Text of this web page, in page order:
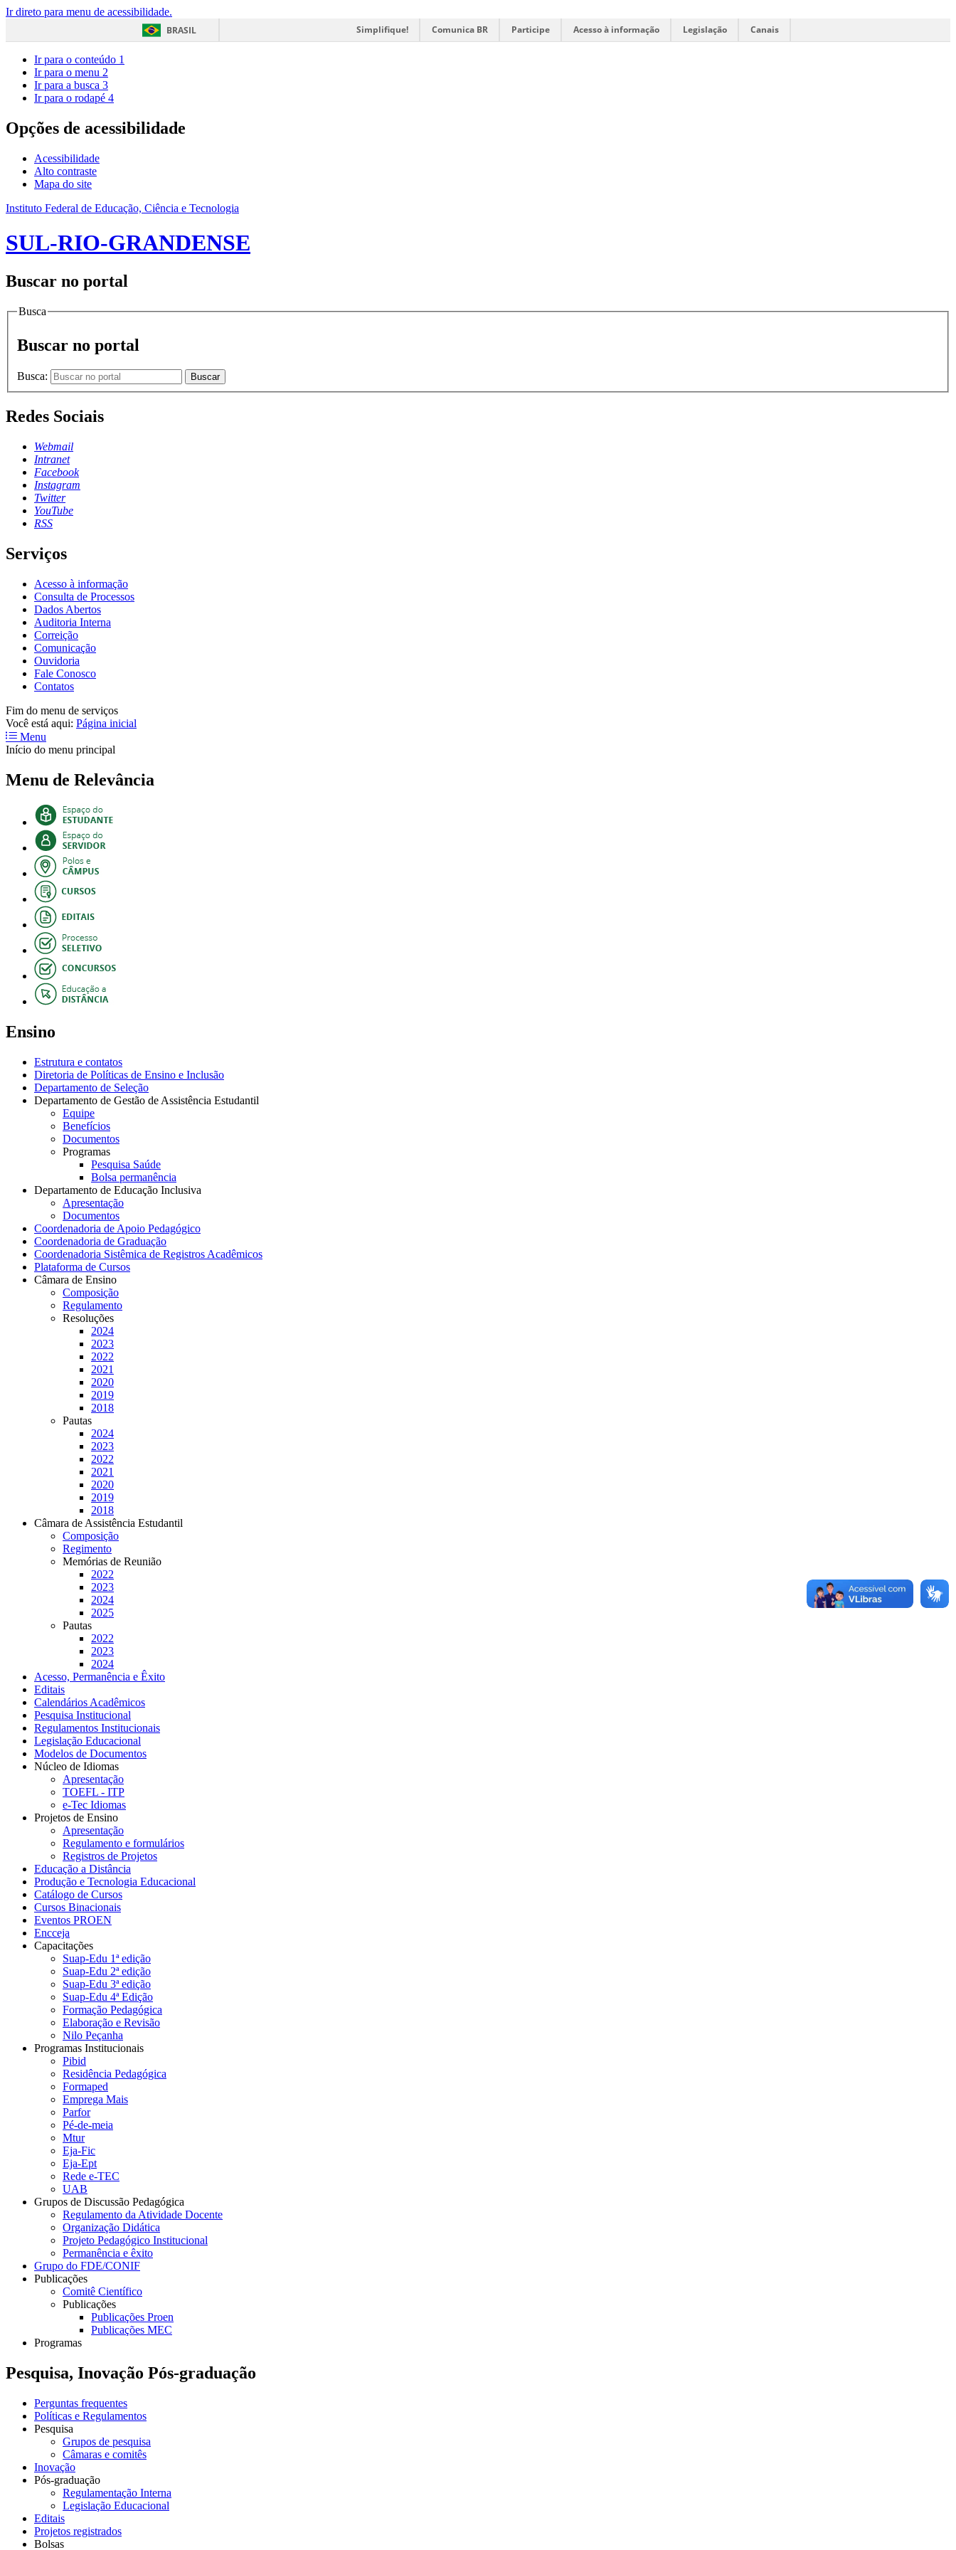
Ir direto para menu de acessibilidade.
BRASIL
Simplifique! Comunica BR Participe Acesso à informação Legislação Canais
Ir para o conteúdo 1
Ir para o menu 2
Ir para a busca 3
Ir para o rodapé 4
Opções de acessibilidade
Acessibilidade
Alto contraste
Mapa do site
Instituto Federal de Educação, Ciência e Tecnologia
SUL-RIO-GRANDENSE
Buscar no portal
Busca
Buscar no portal
Busca: Buscar
Redes Sociais
Webmail
Intranet
Facebook
Instagram
Twitter
YouTube
RSS
Serviços
Acesso à informação
Consulta de Processos
Dados Abertos
Auditoria Interna
Correição
Comunicação
Ouvidoria
Fale Conosco
Contatos
Fim do menu de serviços
Você está aqui: Página inicial
Menu
Início do menu principal
Menu de Relevância
Ensino
Estrutura e contatos
Diretoria de Políticas de Ensino e Inclusão
Departamento de Seleção
Departamento de Gestão de Assistência Estudantil
Equipe
Benefícios
Documentos
Programas
Pesquisa Saúde
Bolsa permanência
Departamento de Educação Inclusiva
Apresentação
Documentos
Coordenadoria de Apoio Pedagógico
Coordenadoria de Graduação
Coordenadoria Sistêmica de Registros Acadêmicos
Plataforma de Cursos
Câmara de Ensino
Composição
Regulamento
Resoluções
2024
2023
2022
2021
2020
2019
2018
Pautas
2024
2023
2022
2021
2020
2019
2018
Câmara de Assistência Estudantil
Composição
Regimento
Memórias de Reunião
2022
2023
2024
2025
Pautas
2022
2023
2024
Acesso, Permanência e Êxito
Editais
Calendários Acadêmicos
Pesquisa Institucional
Regulamentos Institucionais
Legislação Educacional
Modelos de Documentos
Núcleo de Idiomas
Apresentação
TOEFL - ITP
e-Tec Idiomas
Projetos de Ensino
Apresentação
Regulamento e formulários
Registros de Projetos
Educação a Distância
Produção e Tecnologia Educacional
Catálogo de Cursos
Cursos Binacionais
Eventos PROEN
Encceja
Capacitações
Suap-Edu 1ª edição
Suap-Edu 2ª edição
Suap-Edu 3ª edição
Suap-Edu 4ª Edição
Formação Pedagógica
Elaboração e Revisão
Nilo Peçanha
Programas Institucionais
Pibid
Residência Pedagógica
Formaped
Emprega Mais
Parfor
Pé-de-meia
Mtur
Eja-Fic
Eja-Ept
Rede e-TEC
UAB
Grupos de Discussão Pedagógica
Regulamento da Atividade Docente
Organização Didática
Projeto Pedagógico Institucional
Permanência e êxito
Grupo do FDE/CONIF
Publicações
Comitê Científico
Publicações
Publicações Proen
Publicações MEC
Programas
Pesquisa, Inovação Pós-graduação
Perguntas frequentes
Políticas e Regulamentos
Pesquisa
Grupos de pesquisa
Câmaras e comitês
Inovação
Pós-graduação
Regulamentação Interna
Legislação Educacional
Editais
Projetos registrados
Bolsas